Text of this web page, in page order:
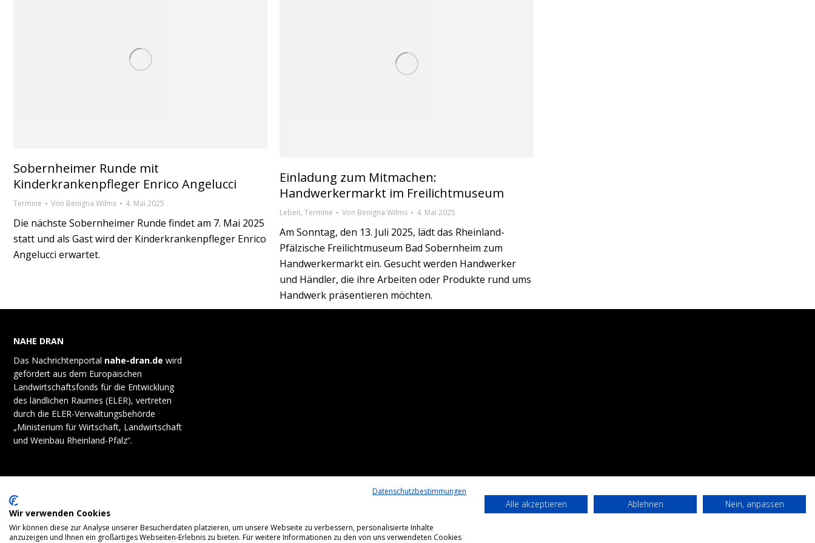
Sobernheimer Runde mit
Kinderkrankenpfleger Enrico Angelucci
Termine Von Benigna Wilms 4. Mai 2025
Die nächste Sobernheimer Runde findet am 7. Mai 2025
statt und als Gast wird der Kinderkrankenpfleger Enrico
Angelucci erwartet.
Einladung zum Mitmachen:
Handwerkermarkt im Freilichtmuseum
Leben, Termine Von Benigna Wilms 4. Mai 2025
Am Sonntag, den 13. Juli 2025, lädt das Rheinland-
Pfälzische Freilichtmuseum Bad Sobernheim zum
Handwerkermarkt ein. Gesucht werden Handwerker
und Händler, die ihre Arbeiten oder Produkte rund ums
Handwerk präsentieren möchten.
NAHE DRAN
Das Nachrichtenportal nahe-dran.de wird
gefördert aus dem Europäischen
Landwirtschaftsfonds für die Entwicklung
des ländlichen Raumes (ELER), vertreten
durch die ELER-Verwaltungsbehörde
„Ministerium für Wirtschaft, Landwirtschaft
und Weinbau Rheinland-Pfalz“.
Datenschutzbestimmungen
Wir verwenden Cookies
Wir können diese zur Analyse unserer Besucherdaten platzieren, um unsere Webseite zu verbessern, personalisierte Inhalte
anzuzeigen und Ihnen ein großartiges Webseiten-Erlebnis zu bieten. Für weitere Informationen zu den von uns verwendeten Cookies
Alle akzeptieren Ablehnen Nein, anpassen